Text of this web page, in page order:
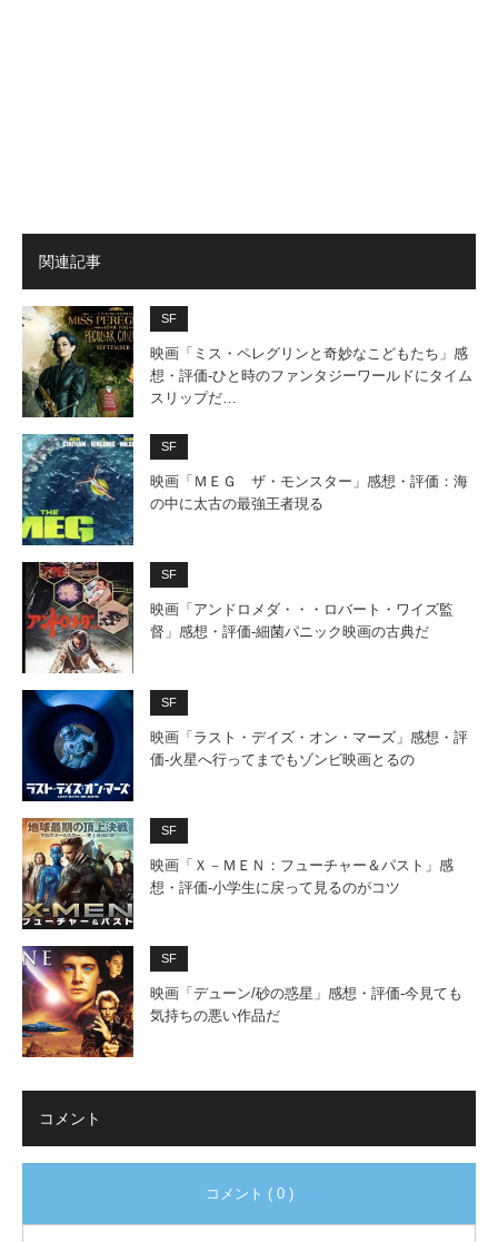
関連記事
SF
映画「ミス・ペレグリンと奇妙なこどもたち」感
想・評価‐ひと時のファンタジーワールドにタイム
スリップだ…
SF
映画「ＭＥＧ ザ・モンスター」感想・評価：海
の中に太古の最強王者現る
SF
映画「アンドロメダ・・・ロバート・ワイズ監
督」感想・評価‐細菌パニック映画の古典だ
SF
映画「ラスト・デイズ・オン・マーズ」感想・評
価‐火星へ行ってまでもゾンビ映画とるの
SF
映画「Ｘ－ＭＥＮ：フューチャー＆パスト」感
想・評価‐小学生に戻って見るのがコツ
SF
映画「デューン/砂の惑星」感想・評価‐今見ても
気持ちの悪い作品だ
コメント
コメント ( 0 )